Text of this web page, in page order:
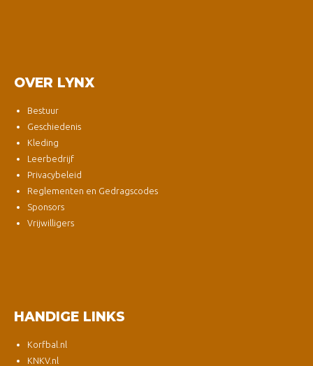
OVER LYNX
Bestuur
Geschiedenis
Kleding
Leerbedrijf
Privacybeleid
Reglementen en Gedragscodes
Sponsors
Vrijwilligers
HANDIGE LINKS
Korfbal.nl
KNKV.nl